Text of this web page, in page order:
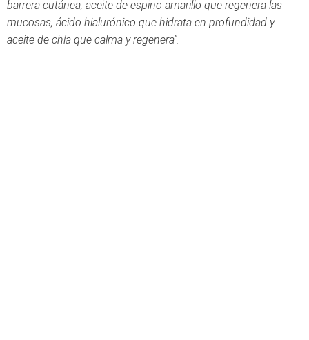
barrera cutánea, aceite de espino amarillo que regenera las
mucosas, ácido hialurónico que hidrata en profundidad y
aceite de chía que calma y regenera".